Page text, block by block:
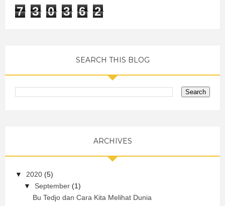
7 3 0 3 6 2
SEARCH THIS BLOG
ARCHIVES
▼ 2020 (5)
▼ September (1)
Bu Tedjo dan Cara Kita Melihat Dunia